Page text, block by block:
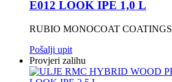
E012 LOOK IPE 1,0 L
RUBIO MONOCOAT COATINGS
Pošalji upit
Provjeri zalihu